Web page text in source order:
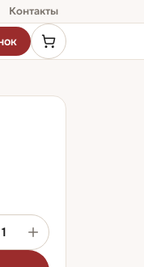
Контакты
1